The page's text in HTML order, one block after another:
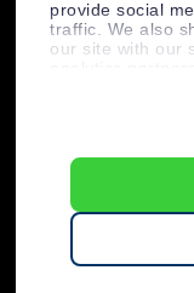
provide social
traffic. We also
our site with our
information that